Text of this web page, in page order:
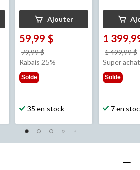
Ajouter
59,99 $
79,99 $
était
Rabais 25%
Solde
35 en stock
1
1 499,99 $
Super achat
Solde
7 en